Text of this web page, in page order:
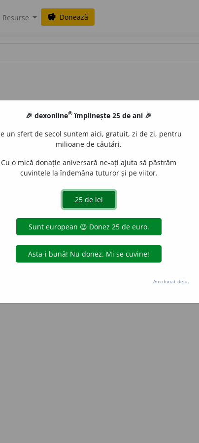
Resurse savings Donează
cuteza, descoperi, examina, găsi, interoga, încerca,
acțiuni
Copyright © 2004-2026 dexonline (https://dexonline.ro)
de pe acest site, inclusiv prin orice metode de extragere automată
prealabil scris, cu excepția seturilor de date oferite oficial spre utilizare
🎉 dexonline® împlinește 25 de ani 🎉
un sfert de secol suntem aici, gratuit, zi de zi, pentru
milioane de căutări.
Cu o mică donație aniversară ne-ați ajuta să păstrăm
cuvintele la îndemâna tuturor și pe viitor.
Am donat deja.